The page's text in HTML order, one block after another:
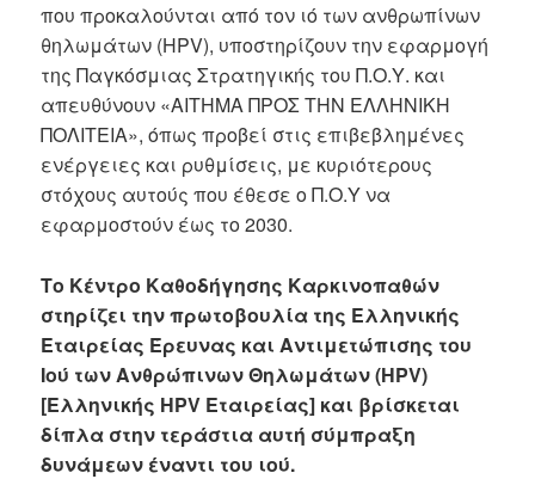
που προκαλούνται από τον ιό των ανθρωπίνων
θηλωμάτων (HPV), υποστηρίζουν την εφαρμογή
της Παγκόσμιας Στρατηγικής του Π.Ο.Υ. και
απευθύνουν «ΑΙΤΗΜΑ ΠΡΟΣ ΤΗΝ ΕΛΛΗΝΙΚΗ
ΠΟΛΙΤΕΙΑ», όπως προβεί στις επιβεβλημένες
ενέργειες και ρυθμίσεις, με κυριότερους
στόχους αυτούς που έθεσε ο Π.Ο.Υ να
εφαρμοστούν έως το 2030.
Το Κέντρο Καθοδήγησης Καρκινοπαθών
στηρίζει την πρωτοβουλία της Ελληνικής
Εταιρείας Έρευνας και Αντιμετώπισης του
Ιού των Ανθρώπινων Θηλωμάτων (HPV)
[Ελληνικής HPV Εταιρείας] και βρίσκεται
δίπλα στην τεράστια αυτή σύμπραξη
δυνάμεων έναντι του ιού.